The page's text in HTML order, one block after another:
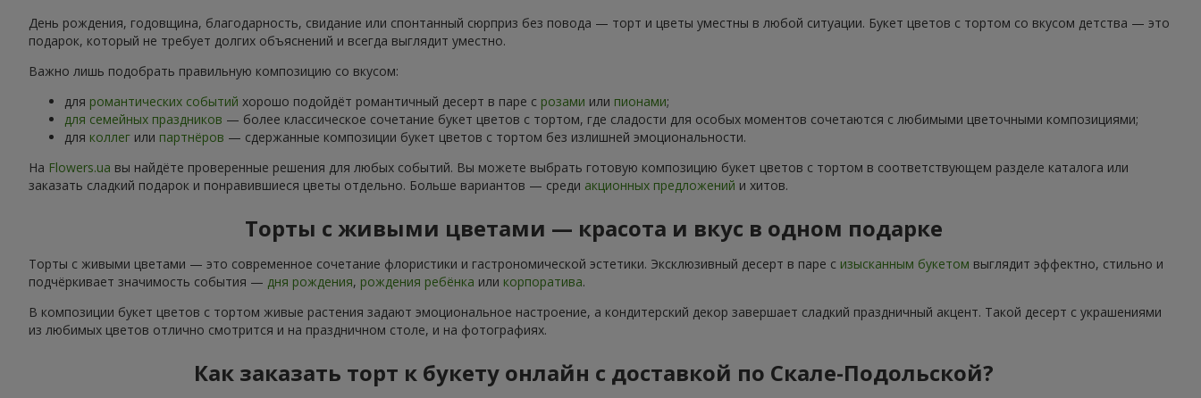
День рождения, годовщина, благодарность, свидание или спонтанный сюрприз без повода — торт и цветы уместны в любой ситуации. Букет цветов с тортом со вкусом детства — это
подарок, который не требует долгих объяснений и всегда выглядит уместно.
Важно лишь подобрать правильную композицию со вкусом:
для романтических событий хорошо подойдёт романтичный десерт в паре с розами или пионами;
для семейных праздников — более классическое сочетание букет цветов с тортом, где сладости для особых моментов сочетаются с любимыми цветочными композициями;
для коллег или партнёров — сдержанные композиции букет цветов с тортом без излишней эмоциональности.
На Flowers.ua вы найдёте проверенные решения для любых событий. Вы можете выбрать готовую композицию букет цветов с тортом в соответствующем разделе каталога или
заказать сладкий подарок и понравившиеся цветы отдельно. Больше вариантов — среди акционных предложений и хитов.
Торты с живыми цветами — красота и вкус в одном подарке
Торты с живыми цветами — это современное сочетание флористики и гастрономической эстетики. Эксклюзивный десерт в паре с изысканным букетом выглядит эффектно, стильно и
подчёркивает значимость события — дня рождения, рождения ребёнка или корпоратива.
В композиции букет цветов с тортом живые растения задают эмоциональное настроение, а кондитерский декор завершает сладкий праздничный акцент. Такой десерт с украшениями
из любимых цветов отлично смотрится и на праздничном столе, и на фотографиях.
Как заказать торт к букету онлайн с доставкой по Скале-Подольской?